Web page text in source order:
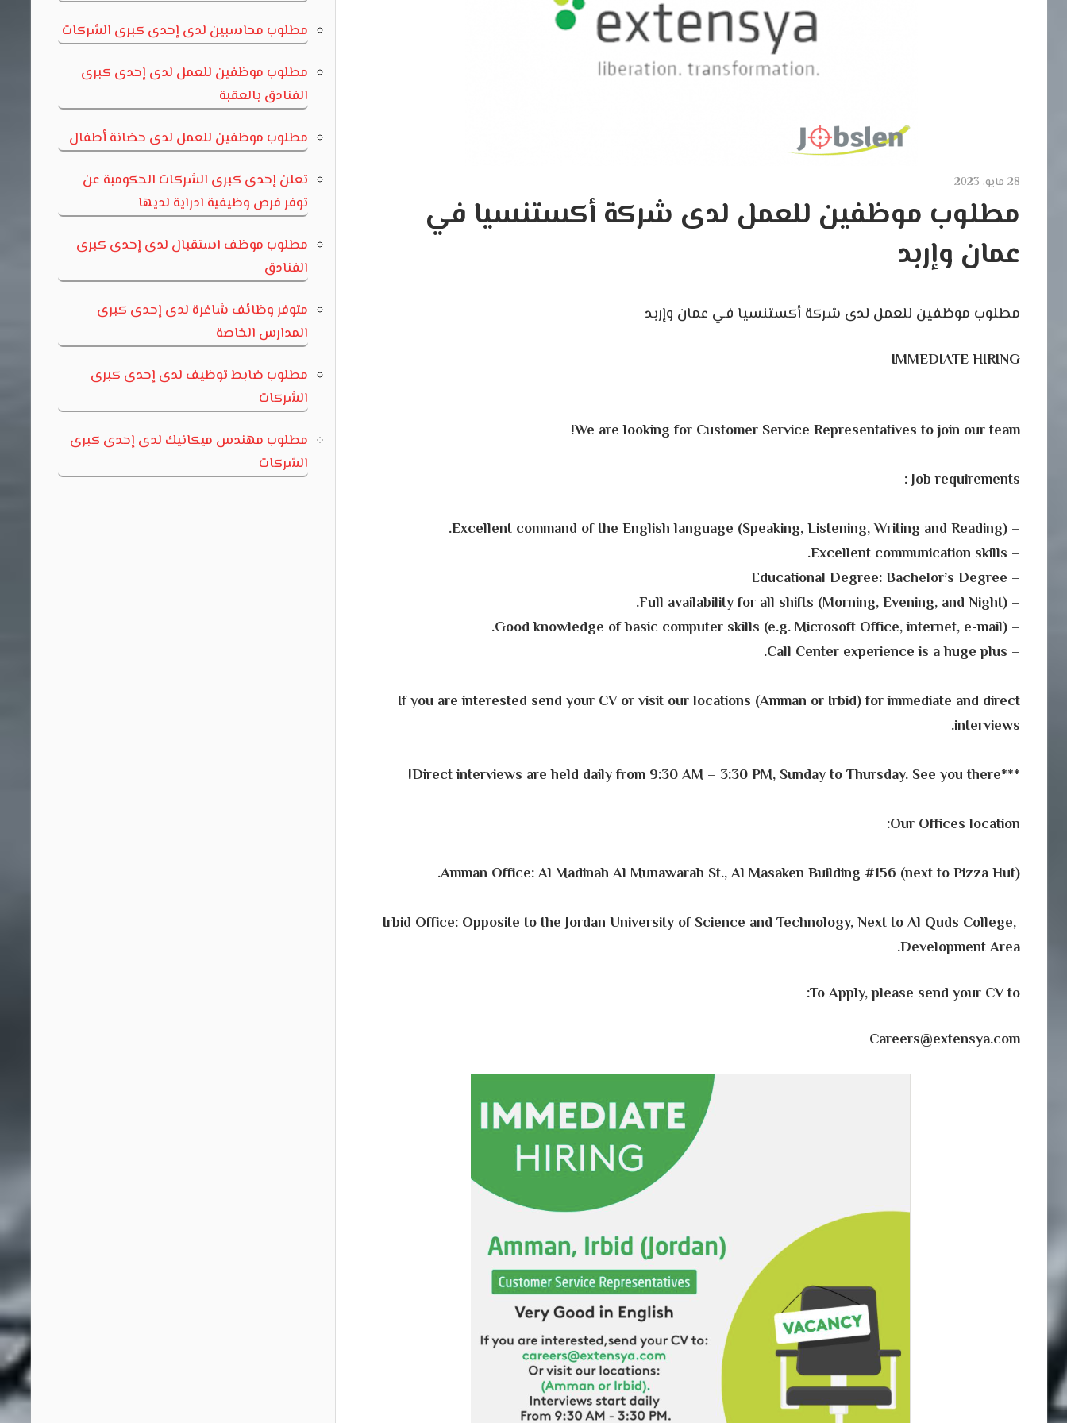
28 مايو، 2023
مطلوب موظفين للعمل لدى شركة أكستنسيا في
عمان وإربد
مطلوب موظفين للعمل لدى شركة أكستنسيا في عمان وإربد
IMMEDIATE HIRING
We are looking for Customer Service Representatives to join our team!
Job requirements :
– Excellent command of the English language (Speaking, Listening, Writing and Reading).
– Excellent communication skills.
– Educational Degree: Bachelor’s Degree
– Full availability for all shifts (Morning, Evening, and Night).
– Good knowledge of basic computer skills (e.g. Microsoft Office, internet, e-mail).
– Call Center experience is a huge plus.
If you are interested send your CV or visit our locations (Amman or Irbid) for immediate and direct
interviews.
***Direct interviews are held daily from 9:30 AM – 3:30 PM, Sunday to Thursday. See you there!
Our Offices location:
Amman Office: Al Madinah Al Munawarah St., Al Masaken Building #156 (next to Pizza Hut).
Irbid Office: Opposite to the Jordan University of Science and Technology, Next to Al Quds College,
Development Area.
To Apply, please send your CV to:
Careers@extensya.com
مطلوب محاسبين لدى إحدى كبرى الشركات
مطلوب موظفين للعمل لدى إحدى كبرى
الفنادق بالعقبة
مطلوب موظفين للعمل لدى حضانة أطفال
تعلن إحدى كبرى الشركات الحكومبة عن
توفر فرص وظيفية ادراية لديها
مطلوب موظف استقبال لدى إحدى كبرى
الفنادق
متوفر وظائف شاغرة لدى إحدى كبرى
المدارس الخاصة
مطلوب ضابط توظيف لدى إحدى كبرى
الشركات
مطلوب مهندس ميكانيك لدى إحدى كبرى
الشركات